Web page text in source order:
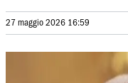
27 maggio 2026 16:59